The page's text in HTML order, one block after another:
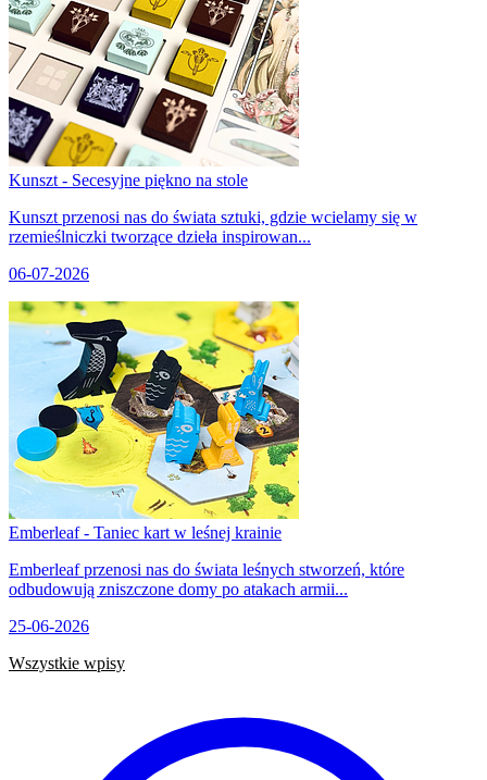
Kunszt - Secesyjne piękno na stole
Kunszt przenosi nas do świata sztuki, gdzie wcielamy się w
rzemieślniczki tworzące dzieła inspirowan...
06-07-2026
Emberleaf - Taniec kart w leśnej krainie
Emberleaf przenosi nas do świata leśnych stworzeń, które
odbudowują zniszczone domy po atakach armii...
25-06-2026
Wszystkie wpisy